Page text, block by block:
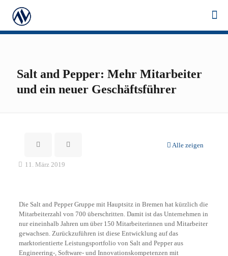
Salt and Pepper: Mehr Mitarbeiter
und ein neuer Geschäftsführer
Alle zeigen
11. März 2019
Die Salt and Pepper Gruppe mit Hauptsitz in Bremen hat kürzlich die
Mitarbeiterzahl von 700 überschritten. Damit ist das Unternehmen in
nur eineinhalb Jahren um über 150 Mitarbeiterinnen und Mitarbeiter
gewachsen. Zurückzuführen ist diese Entwicklung auf das
marktorientierte Leistungsportfolio von Salt and Pepper aus
Engineering-, Software- und Innovationskompetenzen mit